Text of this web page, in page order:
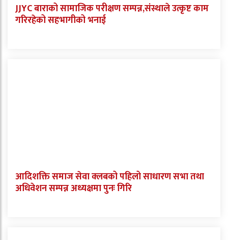
JJYC बाराको सामाजिक परीक्षण सम्पन्न,संस्थाले उत्कृष्ट काम
गरिरहेको सहभागीको भनाई
आदिशक्ति समाज सेवा क्लबको पहिलो साधारण सभा तथा
अधिवेशन सम्पन्न अध्यक्षमा पुनः गिरि